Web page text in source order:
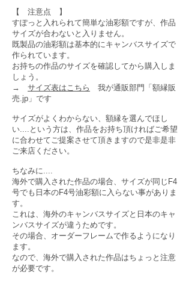
【 注意点 】
すぽっと入れられて簡単な油彩額ですが、作品
サイズが合わないと入りません。
既製品の油彩額は基本的にキャンバスサイズで
作られています。
お持ちの作品のサイズを確認してから購入しま
しょう。
→ サイズ表はこちら
我が通販部門「額縁販
売.jp」です
サイズがよくわからない、額縁を選んでほし
い....という方は、作品をお持ち頂ければご希望
に合わせてご提案させて頂きますので是非是非
ご来店ください。
ちなみに....
海外で購入された作品の場合、サイズが同じF4
号でも日本のF4号油彩額に入らない事がありま
す。
これは、海外のキャンバスサイズと日本のキャ
ンバスサイズが違うためです。
その場合、オーダーフレームで作るようになり
ます。
なので、海外で購入された作品はちょっと注意
が必要です。